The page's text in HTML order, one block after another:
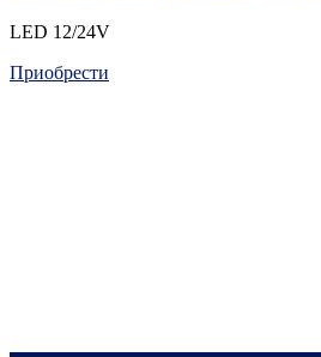
LED 12/24V
Приобрести